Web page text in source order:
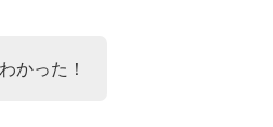
かった！